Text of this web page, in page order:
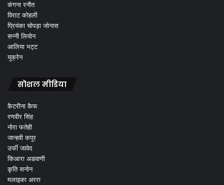
कंगना रनौत
विराट कोहली
प्रियंका चोपड़ा जोनास
सन्नी लियोन
आलिया भट्ट
यूक्रेन
सोशल मीडिया
कैटरीना कैफ
रणवीर सिंह
नोरा फतेही
जान्हवी कपूर
उर्फी जावेद
किआरा अडवाणी
कृति सनोन
मलाइका अररा